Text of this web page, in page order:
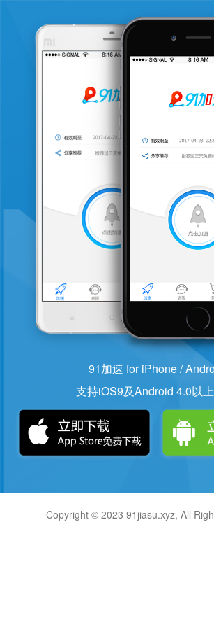
91加速 for iPhone /
支持iOS9及Android 4.0以
Copyright © 2023 91jiasu.xyz, All